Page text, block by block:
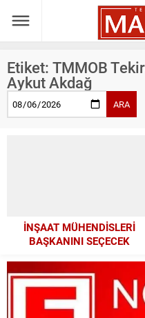
Etiket: TMMOB
Aykut Akdağ
ARA
İNŞAAT MÜHENDİSLERİ
BAŞKANINI SEÇECEK